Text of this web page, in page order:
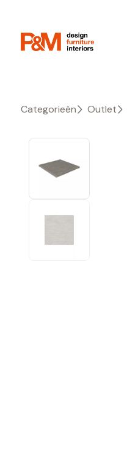
Categorieën Outlet